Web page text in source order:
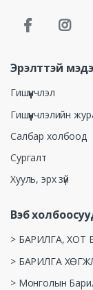
Эрэлттэй
Гишүүнчлэл
Гишүүнчлэлийн
Салбар холбоод
Сургалт
Хууль, эрх зүй
Вэб
> БАРИЛГА, ХОТ
> БАРИЛГА
> Монголын